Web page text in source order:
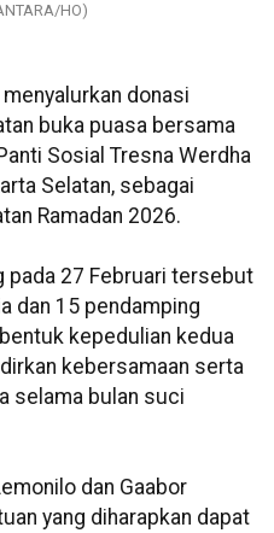
HO)
donasi
buka puasa bersama
Sosial Tresna Werdha
Selatan, sebagai
Ramadan 2026.
pada 27 Februari tersebut
dan 15 pendamping
kepedulian kedua
kebersamaan serta
selama bulan suci
dan Gaabor
yang diharapkan dapat